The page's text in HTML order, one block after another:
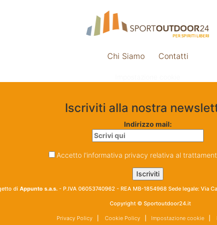
Chi Siamo Contatti
Iscriviti alla nostra
Indirizzo mail:
Accetto l'informativa privacy relativa al
di Appunto s.a.s. - P.IVA 06053740962 - REA MB-1854968 Sede legale: Via
Copyright © Sportoutdoor24.it
Privacy Policy| Cookie Policy| Impostazione cookie|